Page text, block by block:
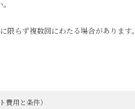
限らず複数回にわたる場合があります。
費用と条件）